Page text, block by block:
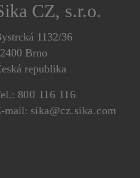
CZ, s.r.o.
1132/36
Brno
republika
800 116 116
mail: sika@cz.sika.com